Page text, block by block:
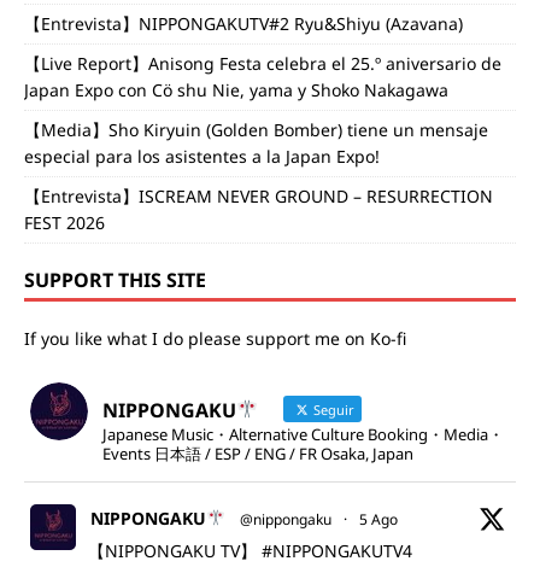
【Entrevista】NIPPONGAKUTV#2 Ryu&Shiyu (Azavana)
【Live Report】Anisong Festa celebra el 25.º aniversario de
Japan Expo con Cö shu Nie, yama y Shoko Nakagawa
【Media】Sho Kiryuin (Golden Bomber) tiene un mensaje
especial para los asistentes a la Japan Expo!
【Entrevista】ISCREAM NEVER GROUND – RESURRECTION
FEST 2026
SUPPORT THIS SITE
If you like what I do please support me on Ko-fi
NIPPONGAKU Seguir
Japanese Music・Alternative Culture Booking・Media・
Events 日本語 / ESP / ENG / FR Osaka, Japan
NIPPONGAKU @nippongaku · 5 Ago
【NIPPONGAKU TV】 #NIPPONGAKUTV4